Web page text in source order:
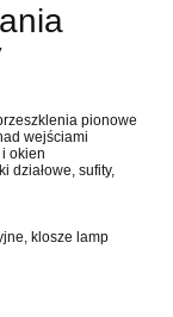
pionowe
wejściami
okien
działowe, sufity,
klosze lamp